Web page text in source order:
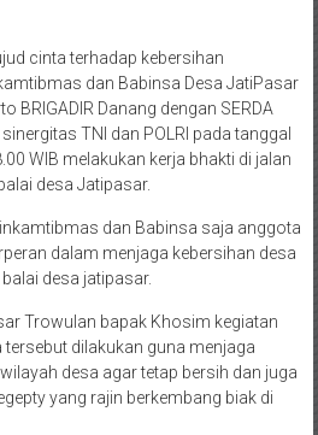
cinta terhadap kebersihan
dan Babinsa Desa JatiPasar
BRIGADIR Danang dengan SERDA
TNI dan POLRI pada tanggal
WIB melakukan kerja bhakti di jalan
desa Jatipasar.
dan Babinsa saja anggota
dalam menjaga kebersihan desa
desa jatipasar.
Trowulan bapak Khosim kegiatan
dilakukan guna menjaga
desa agar tetap bersih dan juga
yang rajin berkembang biak di